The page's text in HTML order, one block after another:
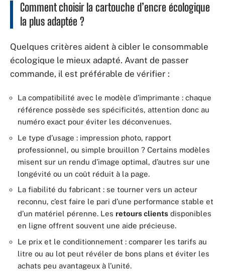
Comment choisir la cartouche d’encre écologique
la plus adaptée ?
Quelques critères aident à cibler le consommable
écologique le mieux adapté. Avant de passer
commande, il est préférable de vérifier :
La compatibilité avec le modèle d’imprimante : chaque
référence possède ses spécificités, attention donc au
numéro exact pour éviter les déconvenues.
Le type d’usage : impression photo, rapport
professionnel, ou simple brouillon ? Certains modèles
misent sur un rendu d’image optimal, d’autres sur une
longévité ou un coût réduit à la page.
La fiabilité du fabricant : se tourner vers un acteur
reconnu, c’est faire le pari d’une performance stable et
d’un matériel pérenne. Les retours clients disponibles
en ligne offrent souvent une aide précieuse.
Le prix et le conditionnement : comparer les tarifs au
litre ou au lot peut révéler de bons plans et éviter les
achats peu avantageux à l’unité.